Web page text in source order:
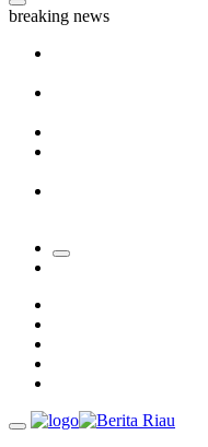
breaking news